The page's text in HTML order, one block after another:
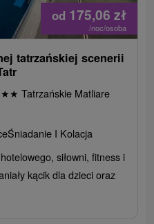
od 175,06 zł
/noc/osoba
tatrzańskiej scenerii
★★ Tatrzańskie Matliare
Śniadanie I Kolacja
siłowni, fitness i
kącik dla dzieci oraz